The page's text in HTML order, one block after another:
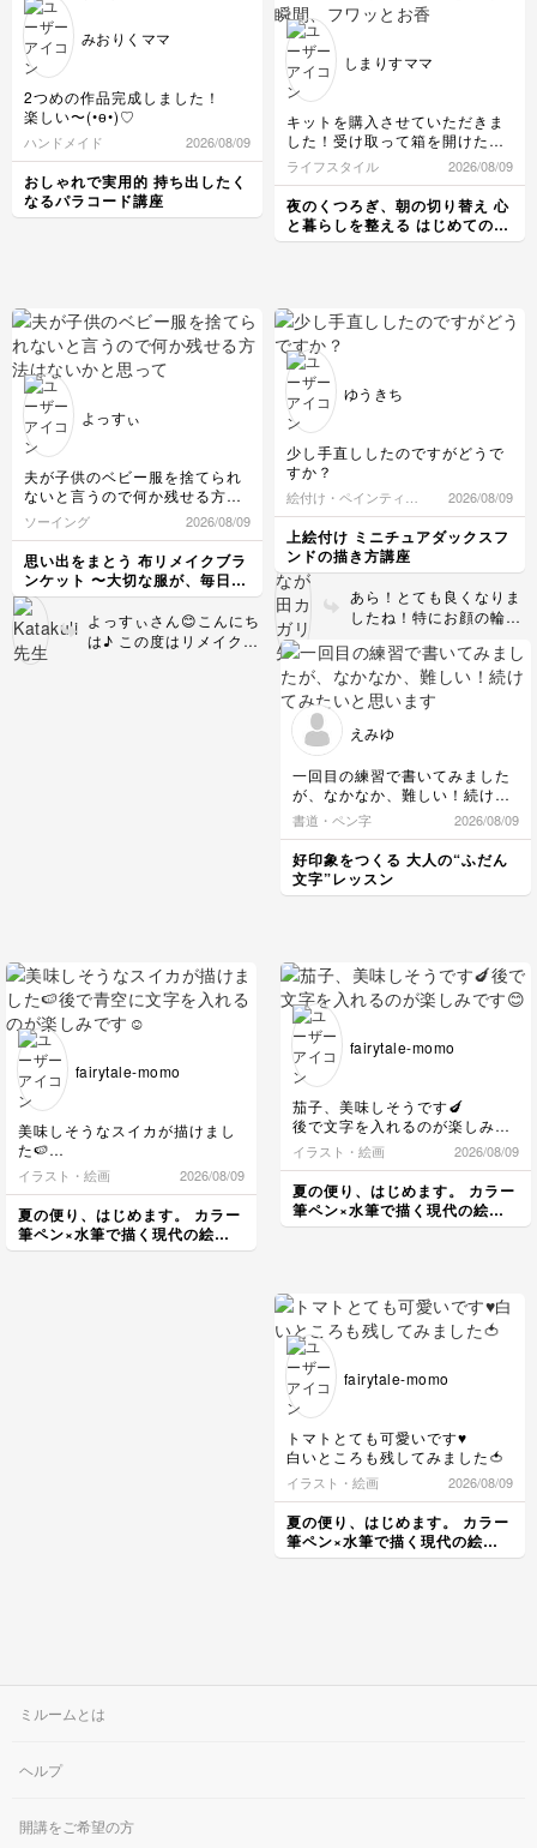
カメラ基礎みおりくママ
2つめの作品完成しました！
楽しい〜(•ө•)♡
ハンドメイド 2026/08/09
おしゃれで実用的 持ち出したく
なるパラコード講座
しまりすママ
キットを購入させていただきま
した！受け取って箱を開けた瞬
間、フワッとお香の香りが広が
って、とても幸せな気持ちにな
りました(^^)
これまで、雑貨屋さんでお香を
見かけても、何をどうすれば良
や、自分の生活に合った楽しみ
方を知ることができて、安心し
てお香を楽しめるようになりま
した。ありがとうございまし
た！
ライフスタイル 2026/08/09
夜のくつろぎ、朝の切り替え 心
と暮らしを整える はじめてのお
香講座
よっすぃ
夫が子供のベビー服を捨てられ
ないと言うので何か残せる方法
はないかと思っていたところこ
れだ！と思える講座だったので
開講を楽しみにしていました。
ベビー服をざくざく切っていく
の気の遠くなる作業でした…結
構伸びる生地が多くて正方形の
形も大きさもバラバラ…最終的
に縫うところでなんとか調整し
形になりました。出来上がった
ソーイング 2026/08/09
思い出をまとう 布リメイクブラ
ンケット 〜大切な服が、毎日寄
り添う一枚になる〜
よっすぃさん😊こんにち
は♪ この度はリメイクブ
です この度は本当きあ
りがとうございます ベ
ビー服カタチが変わって
また活躍しますように♪
ゆうきち
少し手直ししたのですがどうで
すか？
絵付け・ペインティン
グ
2026/08/09
上絵付け ミニチュアダックスフ
ンドの描き方講座
あら！とても良くなりま
したね！特にお顔の輪郭
成後も迷わず描けると思
います😄
えみゆ
一回目の練習で書いてみました
が、なかなか、難しい！続けて
みたいと思います！
書道・ペン字 2026/08/09
好印象をつくる 大人の“ふだん
文字”レッスン
fairytale-momo
美味しそうなスイカが描けまし
た🍉
後で青空に文字を入れるのが楽
しみです☺️
イラスト・絵画 2026/08/09
夏の便り、はじめます。 カラー
筆ペン×水筆で描く現代の絵手
紙レッスン
fairytale-momo
茄子、美味しそうです🍆
後で文字を入れるのが楽しみで
す😊
イラスト・絵画 2026/08/09
夏の便り、はじめます。 カラー
筆ペン×水筆で描く現代の絵手
紙レッスン
fairytale-momo
トマトとても可愛いです♥️
白いところも残してみました🍅
イラスト・絵画 2026/08/09
夏の便り、はじめます。 カラー
筆ペン×水筆で描く現代の絵手
紙レッスン
ミルームとは
ヘルプ
開講をご希望の方